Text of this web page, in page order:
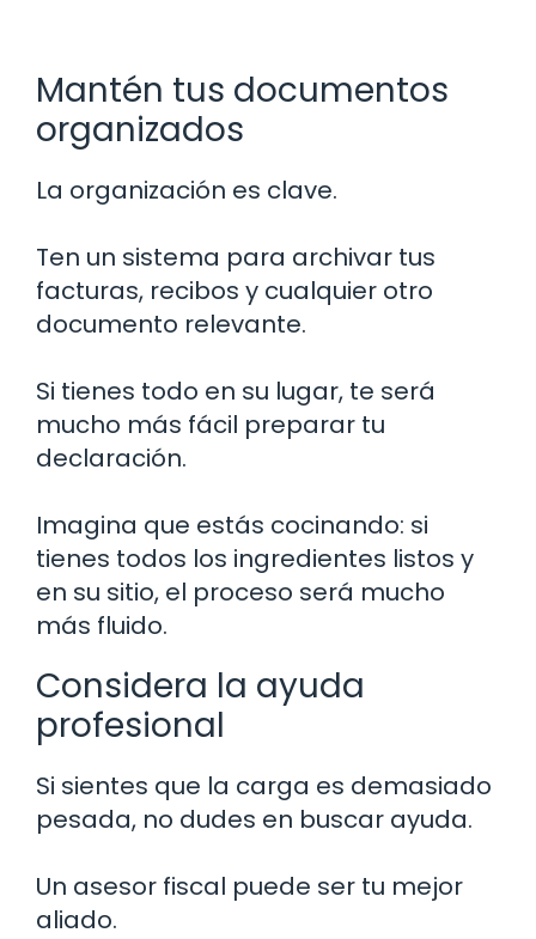
Mantén tus documentos
organizados
La organización es clave.
Ten un sistema para archivar tus
facturas, recibos y cualquier otro
documento relevante.
Si tienes todo en su lugar, te será
mucho más fácil preparar tu
declaración.
Imagina que estás cocinando: si
tienes todos los ingredientes listos y
en su sitio, el proceso será mucho
más fluido.
Considera la ayuda
profesional
Si sientes que la carga es demasiado
pesada, no dudes en buscar ayuda.
Un asesor fiscal puede ser tu mejor
aliado.